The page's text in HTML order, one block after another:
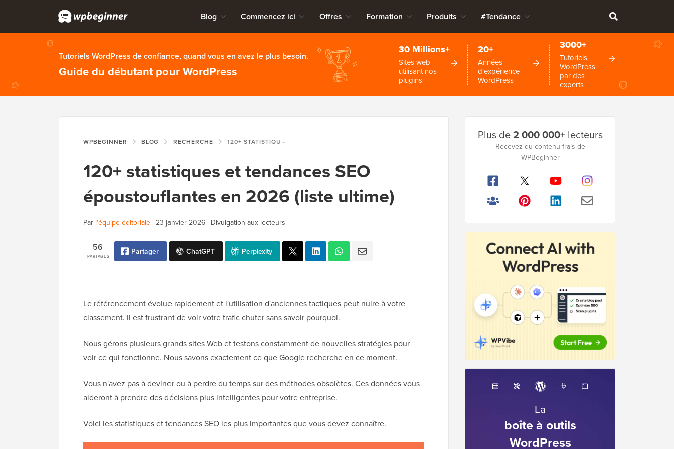
Blog Commencez ici Offres Formation Produits #Tendance
Tutoriels WordPress de confiance, quand vous en avez le plus besoin.
Guide du débutant pour WordPress
30 Millions+
Sites web
utilisant nos
plugins
20+
Années
d'expérience
WordPress
3000+
Tutoriels
WordPress
par des
experts
WPBEGINNER BLOG RECHERCHE 120+ STATISTIQUES ET TENDANCES SEO ÉPOUSTOUFLANTES EN 2026 (LISTE ULTIME)
120+ statistiques et tendances SEO
époustouflantes en 2026 (liste ultime)
Par l'équipe éditoriale | 23 janvier 2026 | Divulgation aux lecteurs
PARTAGES
56 Partager ChatGPT Perplexity
Le référencement évolue rapidement et l'utilisation d'anciennes tactiques peut nuire à votre
classement. Il est frustrant de voir votre trafic chuter sans savoir pourquoi.
Nous gérons plusieurs grands sites Web et testons constamment de nouvelles stratégies pour
voir ce qui fonctionne. Nous savons exactement ce que Google recherche en ce moment.
Vous n'avez pas à deviner ou à perdre du temps sur des méthodes obsolètes. Ces données vous
aideront à prendre des décisions plus intelligentes pour votre entreprise.
Voici les statistiques et tendances SEO les plus importantes que vous devez connaître.
latérale
Plus de2 000 000+lecteurs
Recevez du contenu frais de
WPBeginner
La
boîte à outils
WordPress